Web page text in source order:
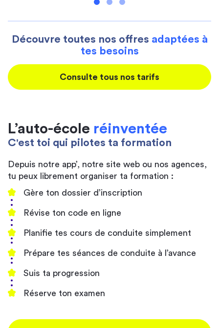
Découvre toutes nos offres adaptées à
tes besoins
Consulte tous nos tarifs
L’auto-école réinventée
C'est toi qui pilotes ta formation
Depuis notre app’, notre site web ou nos agences,
tu peux librement organiser ta formation :
Gère ton dossier d’inscription
Révise ton code en ligne
Planifie tes cours de conduite simplement
Prépare tes séances de conduite à l’avance
Suis ta progression
Réserve ton examen